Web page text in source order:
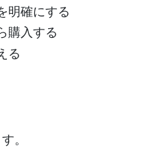
明確にする
購入する
る
。